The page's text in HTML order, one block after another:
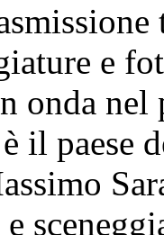
e
onda nel
il paese